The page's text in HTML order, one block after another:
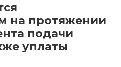
на протяжении
подачи
уплаты